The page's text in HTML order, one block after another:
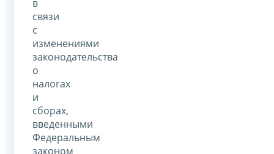
в
связи
с
изменениями
законодательства
о
налогах
и
сборах,
введенными
Федеральным
законом